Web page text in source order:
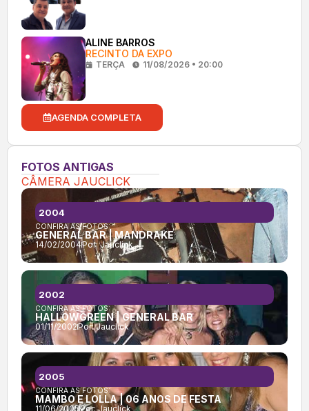
ALINE BARROS
RECINTO DA EXPO
TERÇA 11/08/2026 • 20:00
AGENDA COMPLETA
FOTOS ANTIGAS
CÂMERA JAUCLICK
CONFIRA AS FOTOS:
GENERAL BAR | MANDRAKE
14/02/2004Por:Jauclick
2004
CONFIRA AS FOTOS:
HALLOWGREEN | GENERAL BAR
01/11/2002Por:Jauclick
2002
CONFIRA AS FOTOS:
MAMBO E LOLLA | 06 ANOS DE FESTA
11/06/2005Por:Jauclick
2005